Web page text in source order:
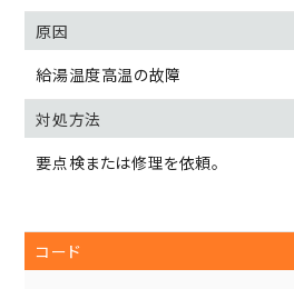
給湯温度高温の故障
要点検または修理を依頼。